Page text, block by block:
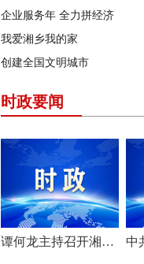
企业服务年 全力拼经济
我爱湘乡我的家
创建全国文明城市
时政要闻
谭何龙主持召开湘乡市第九届市委常委会（扩大）会议